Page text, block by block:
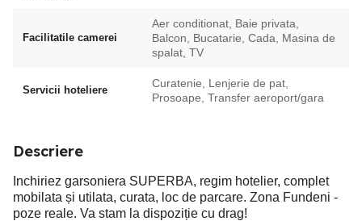
Facilitatile camerei
Aer conditionat, Baie privata,
Balcon, Bucatarie, Cada, Masina de
spalat, TV
Servicii hoteliere
Curatenie, Lenjerie de pat,
Prosoape, Transfer aeroport/gara
Descriere
Inchiriez garsoniera SUPERBA, regim hotelier, complet
mobilata și utilata, curata, loc de parcare. Zona Fundeni -
poze reale. Va stam la dispoziție cu drag!